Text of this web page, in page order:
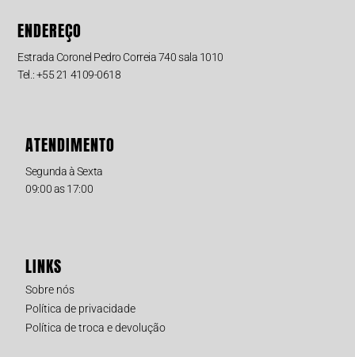
ENDEREÇO
Estrada Coronel Pedro Correia 740 sala 1010
Tel.: +55 21 4109-0618
ATENDIMENTO
Segunda à Sexta
09:00 as 17:00
LINKS
Sobre nós
Política de privacidade
Política de troca e devolução